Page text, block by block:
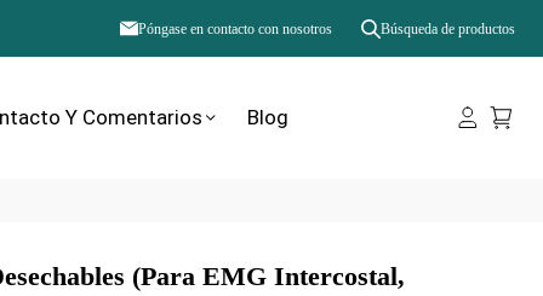
Póngase en contacto con nosotros Búsqueda de productos
Y Comentarios Blog
(para EMG Intercostal,